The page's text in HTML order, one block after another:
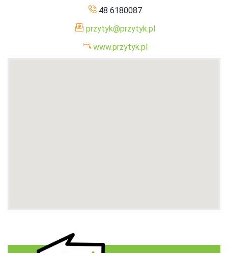
48 6180087
przytyk@przytyk.pl
www.przytyk.pl